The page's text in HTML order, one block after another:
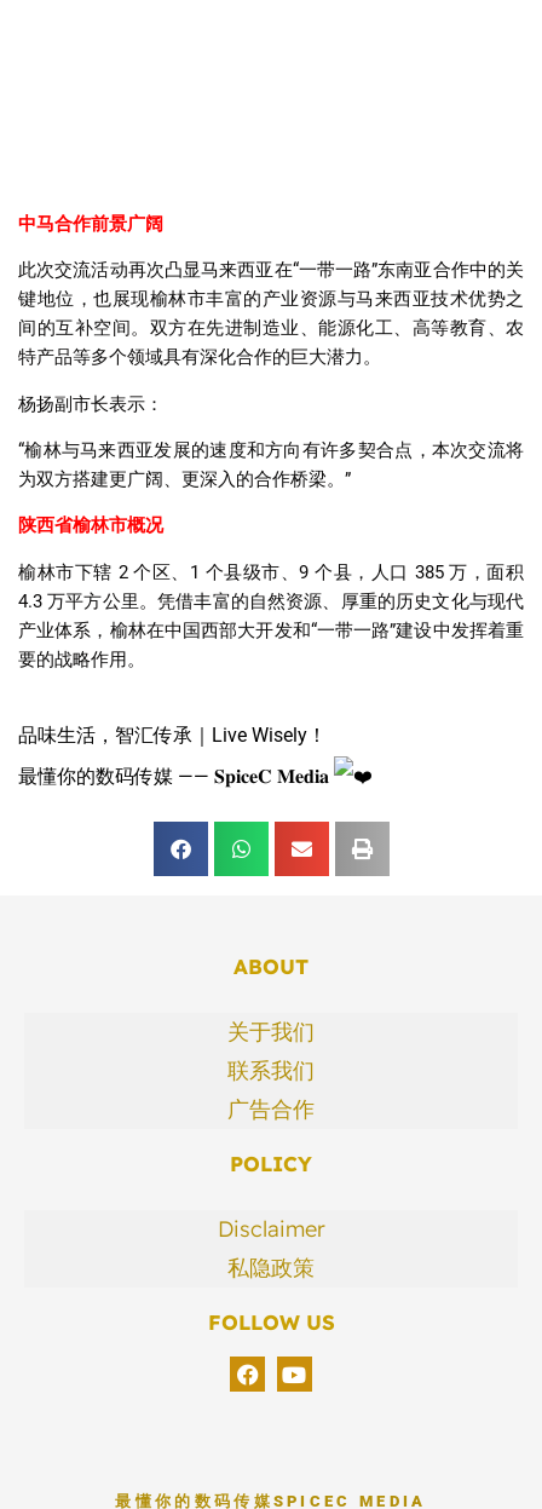
中马合作前景广阔
此次交流活动再次凸显马来西亚在“一带一路”东南亚合作中的关
键地位，也展现榆林市丰富的产业资源与马来西亚技术优势之
间的互补空间。双方在先进制造业、能源化工、高等教育、农
特产品等多个领域具有深化合作的巨大潜力。
杨扬副市长表示：
“榆林与马来西亚发展的速度和方向有许多契合点，本次交流将
为双方搭建更广阔、更深入的合作桥梁。”
陕西省榆林市概况
榆林市下辖 2 个区、1 个县级市、9 个县，人口 385 万，面积
4.3 万平方公里。凭借丰富的自然资源、厚重的历史文化与现代
产业体系，榆林在中国西部大开发和“一带一路”建设中发挥着重
要的战略作用。
品味生活，智汇传承｜Live Wisely！
最懂你的数码传媒 —— 𝐒𝐩𝐢𝐜𝐞𝐂 𝐌𝐞𝐝𝐢𝐚
ABOUT
关于我们
联系我们
广告合作
POLICY
Disclaimer
私隐政策
FOLLOW US
最懂你的数码传媒 SPICEC MEDIA